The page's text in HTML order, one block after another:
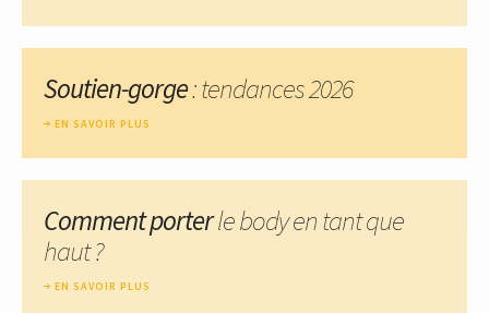
Soutien-gorge: tendances 2026
EN SAVOIR PLUS
Comment porterle body en tant que
haut ?
EN SAVOIR PLUS